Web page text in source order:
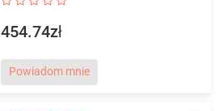
454.74zł
Powiadom mnie